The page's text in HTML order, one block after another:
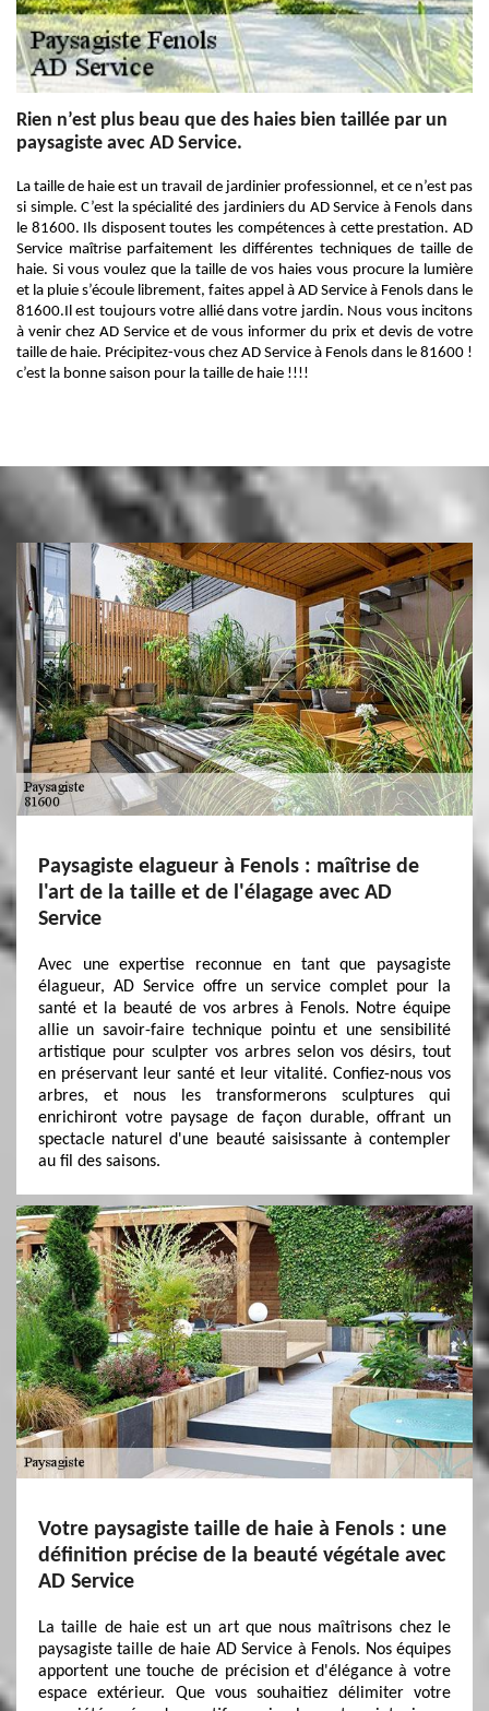
Rien n’est plus beau que des haies bien taillée par un
paysagiste avec AD Service.
La taille de haie est un travail de jardinier professionnel, et ce n’est pas
si simple. C’est la spécialité des jardiniers du AD Service à Fenols dans
le 81600. Ils disposent toutes les compétences à cette prestation. AD
Service maîtrise parfaitement les différentes techniques de taille de
haie. Si vous voulez que la taille de vos haies vous procure la lumière
et la pluie s’écoule librement, faites appel à AD Service à Fenols dans le
81600.Il est toujours votre allié dans votre jardin. Nous vous incitons
à venir chez AD Service et de vous informer du prix et devis de votre
taille de haie. Précipitez-vous chez AD Service à Fenols dans le 81600 !
c’est la bonne saison pour la taille de haie !!!!
Paysagiste elagueur à Fenols : maîtrise de
l'art de la taille et de l'élagage avec AD
Service
Avec une expertise reconnue en tant que paysagiste
élagueur, AD Service offre un service complet pour la
santé et la beauté de vos arbres à Fenols. Notre équipe
allie un savoir-faire technique pointu et une sensibilité
artistique pour sculpter vos arbres selon vos désirs, tout
en préservant leur santé et leur vitalité. Confiez-nous vos
arbres, et nous les transformerons sculptures qui
enrichiront votre paysage de façon durable, offrant un
spectacle naturel d'une beauté saisissante à contempler
au fil des saisons.
Votre paysagiste taille de haie à Fenols : une
définition précise de la beauté végétale avec
AD Service
La taille de haie est un art que nous maîtrisons chez le
paysagiste taille de haie AD Service à Fenols. Nos équipes
apportent une touche de précision et d'élégance à votre
espace extérieur. Que vous souhaitiez délimiter votre